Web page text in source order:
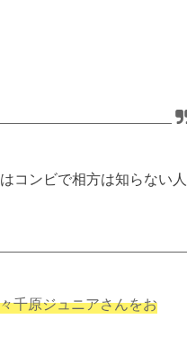
コンビで相方は知らない人
千原ジュニアさんをお